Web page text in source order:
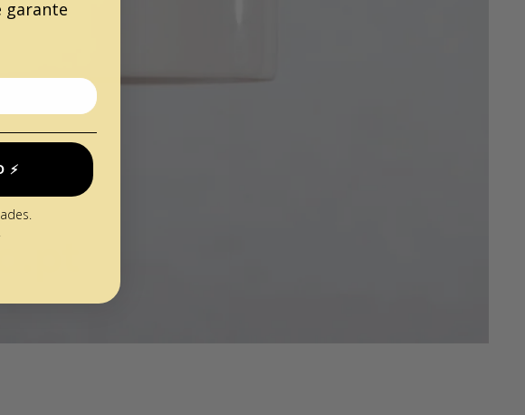
garante
⚡️